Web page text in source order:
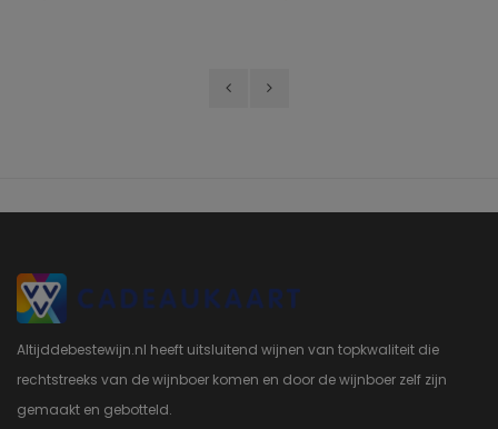
Altijddebestewijn.nl heeft uitsluitend wijnen van topkwaliteit die
rechtstreeks van de wijnboer komen en door de wijnboer zelf zijn
gemaakt en gebotteld.